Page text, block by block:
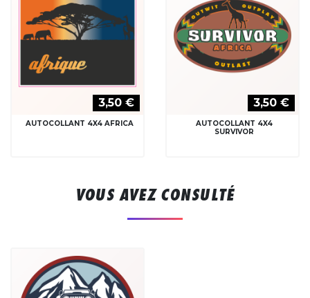
3,50 €
AUTOCOLLANT 4X4 AFRICA
3,50 €
AUTOCOLLANT 4X4
SURVIVOR
VOUS AVEZ CONSULTÉ